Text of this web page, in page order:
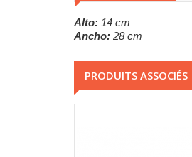
Alto: 14 cm
Ancho: 28 cm
PRODUITS ASSOCIÉS